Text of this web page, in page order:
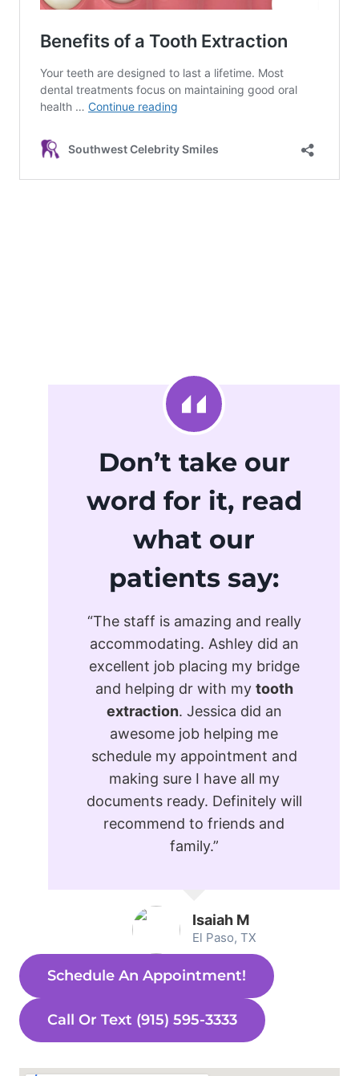
Don’t take our
word for it, read
what our
patients say:
“The staff is amazing and really
accommodating. Ashley did an
excellent job placing my bridge
and helping dr with my tooth
extraction. Jessica did an
awesome job helping me
schedule my appointment and
making sure I have all my
documents ready. Definitely will
recommend to friends and
family.”
Isaiah M
El Paso, TX
Schedule An Appointment!
Call Or Text (915) 595-3333